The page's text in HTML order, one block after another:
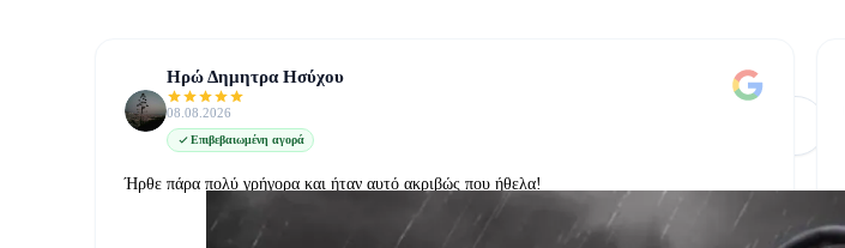
Ηρώ Δημητρα Ησύχου
08.08.2026
Επιβεβαιωμένη αγορά
Ήρθε πάρα πολύ γρήγορα και ήταν αυτό ακριβώς που ήθελα!
δείτε την στο google